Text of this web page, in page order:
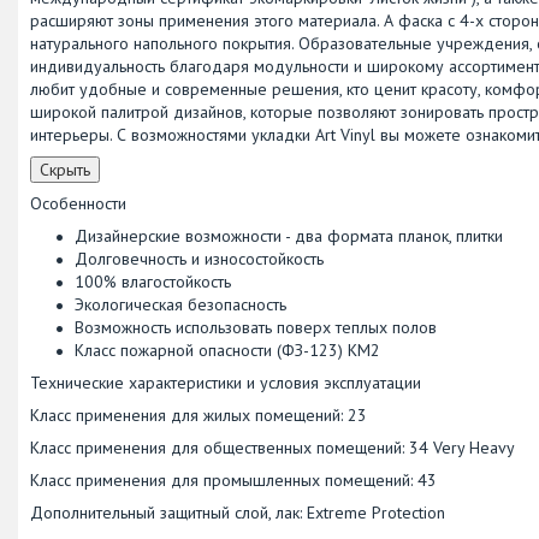
расширяют зоны применения этого материала. А фаска с 4-х
натурального напольного покрытия. Образовательные
индивидуальность благодаря модульности и широкому
любит удобные и современные решения, кто ценит красоту,
широкой палитрой дизайнов, которые позволяют зонировать
интерьеры. С возможностями укладки Art Vinyl вы можете
Скрыть
Особенности
Дизайнерские возможности - два формата планок, плитки
Долговечность и износостойкость
100% влагостойкость
Экологическая безопасность
Возможность использовать поверх теплых полов
Класс пожарной опасности (ФЗ-123) КМ2
Технические характеристики и условия эксплуатации
Класс применения для жилых помещений: 23
Класс применения для общественных помещений: 34 Very Heavy
Класс применения для промышленных помещений: 43
Дополнительный защитный слой, лак: Extreme Protection